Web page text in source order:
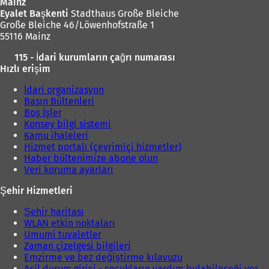
Eyalet Başkenti Stadthaus Große Bleiche
Große Bleiche 46/Löwenhofstraße 1
55116 Mainz
115 - İdari kurumların çağrı numarası
Hızlı erişim
İdari organizasyon
Basın Bültenleri
Boş İşler
Konsey bilgi sistemi
Kamu ihaleleri
Hizmet portalı (çevrimiçi hizmetler)
Haber bültenimize abone olun
Veri koruma ayarları
Şehir Hizmetleri
Şehir haritası
WLAN etkin noktaları
Umumi tuvaletler
Zaman çizelgesi bilgileri
Emzirme ve bez değiştirme kılavuzu